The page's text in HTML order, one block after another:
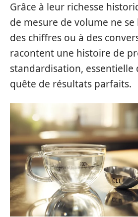
Grâce à leur richesse
de mesure de volume ne
des chiffres ou à des
racontent une histoire de
standardisation, essentielle
quête de résultats parfaits.